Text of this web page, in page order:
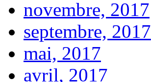
novembre, 2017
septembre, 2017
mai, 2017
avril, 2017